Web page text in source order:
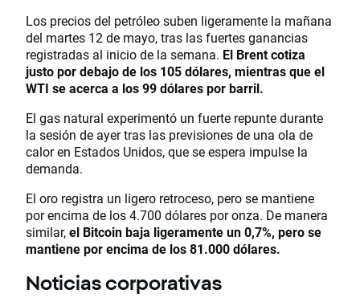
Los precios del petróleo suben ligeramente la mañana
del martes 12 de mayo, tras las fuertes ganancias
registradas al inicio de la semana. El Brent cotiza
justo por debajo de los 105 dólares, mientras que el
WTI se acerca a los 99 dólares por barril.
El gas natural experimentó un fuerte repunte durante
la sesión de ayer tras las previsiones de una ola de
calor en Estados Unidos, que se espera impulse la
demanda.
El oro registra un ligero retroceso, pero se mantiene
por encima de los 4.700 dólares por onza. De manera
similar,el Bitcoin baja ligeramente un 0,7%, pero se
mantiene por encima de los 81.000 dólares.
Noticias corporativas